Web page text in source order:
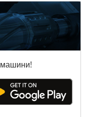
машини!